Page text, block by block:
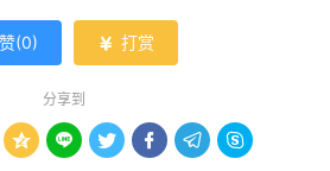
赞(0)  打赏
分享到
     